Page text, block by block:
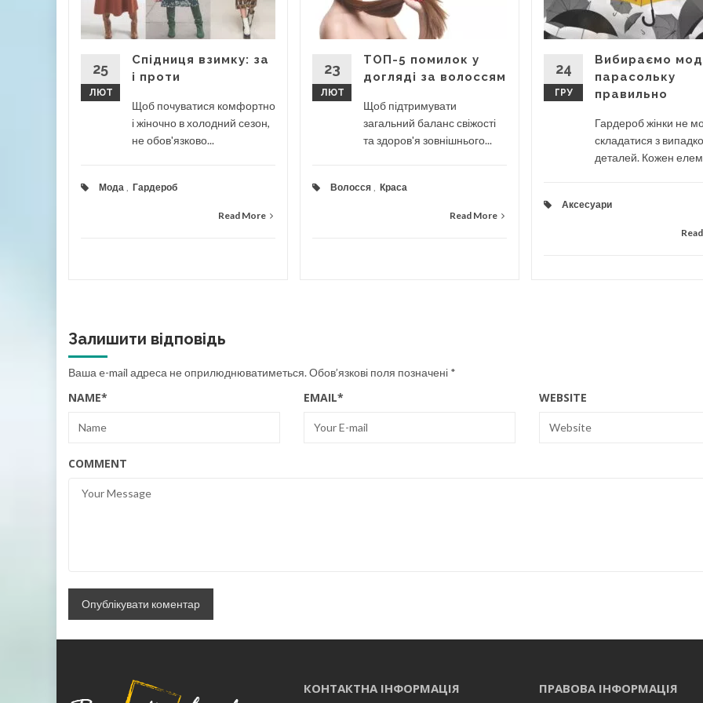
25
ЛЮТ
Спідниця взимку: за
і проти
Щоб почуватися комфортно
і жіночно в холодний сезон,
не обов'язково...
Мода Гардероб
Read More
23
ЛЮТ
ТОП-5 помилок у
догляді за волоссям
Щоб підтримувати
загальний баланс свіжості
та здоров'я зовнішнього...
Волосся Краса
Read More
24
ГРУ
Вибираємо
парасольку
правильно
Гардероб жінки не
складатися з
деталей. Кожен
Аксесуари
Залишити відповідь
Ваша e-mail адреса не оприлюднюватиметься.Обов’язкові поля позначені *
NAME* EMAIL* WEBSITE
COMMENT
КОНТАКТНА ІНФОРМАЦІЯ ПРАВОВА ІНФОРМАЦІЯ